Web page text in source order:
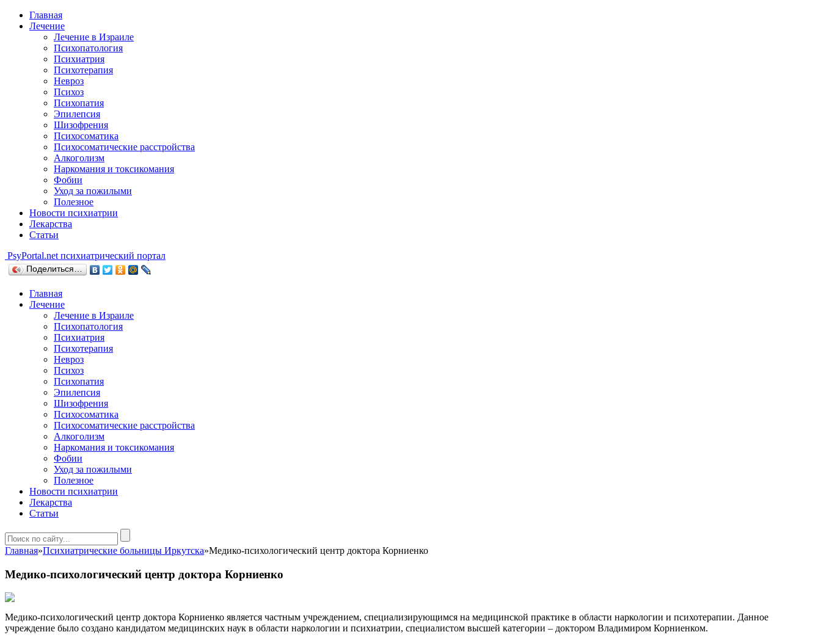
Главная
Лечение
Лечение в Израиле
Психопатология
Психиатрия
Психотерапия
Невроз
Психоз
Психопатия
Эпилепсия
Шизофрения
Психосоматика
Психосоматические расстройства
Алкоголизм
Наркомания и токсикомания
Фобии
Уход за пожилыми
Полезное
Новости психиатрии
Лекарства
Статьи
PsyPortal.net психиатрический портал
Поделиться…
Главная
Лечение
Лечение в Израиле
Психопатология
Психиатрия
Психотерапия
Невроз
Психоз
Психопатия
Эпилепсия
Шизофрения
Психосоматика
Психосоматические расстройства
Алкоголизм
Наркомания и токсикомания
Фобии
Уход за пожилыми
Полезное
Новости психиатрии
Лекарства
Статьи
Главная»Психиатрические больницы Иркутска»Медико-психологический центр доктора Корниенко
Медико-психологический центр доктора Корниенко
Медико-психологический центр доктора Корниенко является частным учреждением, специализирующимся на медицинской практике в области наркологии и психотерапии. Данное
учреждение было создано кандидатом медицинских наук в области наркологии и психиатрии, специалистом высшей категории – доктором Владимиром Корниенком.